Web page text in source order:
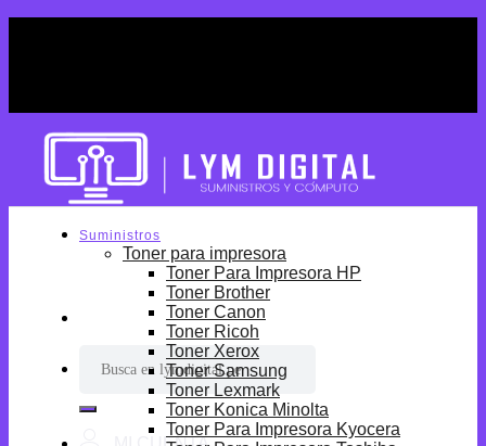
por:
Suministros
Toner para impresora
Toner Para Impresora HP
Toner Brother
Toner Canon
Toner Ricoh
Toner Xerox
Toner Samsung
Toner Lexmark
Toner Konica Minolta
Toner Para Impresora Kyocera